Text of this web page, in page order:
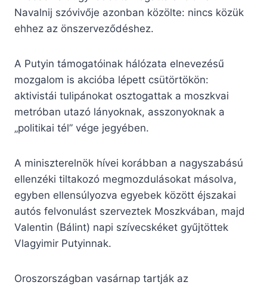
Navalnij szóvivője azonban közölte: nincs közük
ehhez az önszerveződéshez.
A Putyin támogatóinak hálózata elnevezésű
mozgalom is akcióba lépett csütörtökön:
aktivistái tulipánokat osztogattak a moszkvai
metróban utazó lányoknak, asszonyoknak a
„politikai tél” vége jegyében.
A miniszterelnök hívei korábban a nagyszabású
ellenzéki tiltakozó megmozdulásokat másolva,
egyben ellensúlyozva egyebek között éjszakai
autós felvonulást szerveztek Moszkvában, majd
Valentin (Bálint) napi szívecskéket gyűjtöttek
Vlagyimir Putyinnak.
Oroszországban vasárnap tartják az